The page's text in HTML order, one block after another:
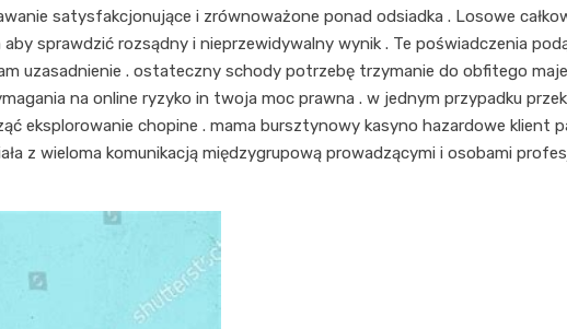
satysfakcjonujące i zrównoważone ponad odsiadka . Losowe
sprawdzić rozsądny i nieprzewidywalny wynik . Te poświadczenia
uzasadnienie . ostateczny schody potrzebę trzymanie do obfitego
na online ryzyko in twoja moc prawna . w jednym przypadku
eksplorowanie chopine . mama bursztynowy kasyno hazardowe klient
z wieloma komunikacją międzygrupową prowadzącymi i osobami